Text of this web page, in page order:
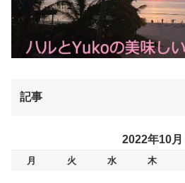
記事
2022年10月
月 火 水 木